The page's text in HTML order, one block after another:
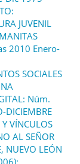
JUVENIL
2010 Enero-
SOCIALES
Núm.
DICIEMBRE
VÍNCULOS
AL SEÑOR
NUEVO LEÓN